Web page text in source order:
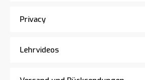
Privacy
Lehrvideos